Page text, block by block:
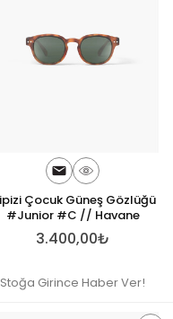
Çocuk Güneş Gözlüğü
#Junior #C // Havane
3.400,00₺
Stoğa Girince Haber Ver!